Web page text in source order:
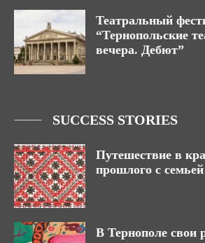
Театральный
“Тернопольские
вечера. Дебют”
SUCCESS STORIES
Путешествие в
прошлого с
В Тернополе свои